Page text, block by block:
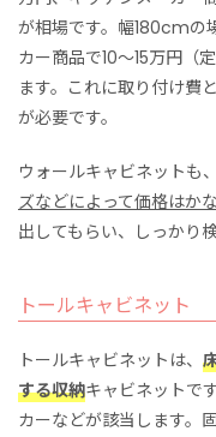
が相場です。幅180cmの
カー商品で10〜15万円（
ます。これに取り付け費
が必要です。
ウォールキャビネットも、
ズなどによって価格はか
出してもらい、しっかり
トールキャビネット
トールキャビネットは、
する収納キャビネットで
カーなどが該当します。